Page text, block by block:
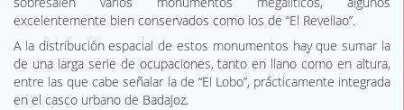
excelentemente bien conservados como los de “El Revellao”.
A la distribución espacial de estos monumentos hay que sumar la
de una larga serie de ocupaciones, tanto en llano como en altura,
entre las que cabe señalar la de “El Lobo”, prácticamente integrada
en el casco urbano de Badajoz.